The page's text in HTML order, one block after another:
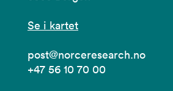
Se i kartet
post@norceresearch.no
+47 56 10 70 00